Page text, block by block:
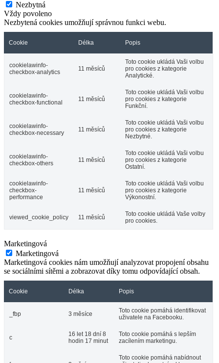
Nezbytná
Vždy povoleno
Nezbytená cookies umožňují správnou funkci webu.
Cookie Délka Popis
cookielawinfo-
checkbox-analytics
11 měsíců
Toto cookie ukládá Vaši volbu
pro cookies z kategorie
Analytické.
cookielawinfo-
checkbox-functional
11 měsíců
Toto cookie ukládá Vaši volbu
pro cookies z kategorie
Funkční.
cookielawinfo-
checkbox-necessary
11 měsíců
Toto cookie ukládá Vaši volbu
pro cookies z kategorie
Nezbytné.
cookielawinfo-
checkbox-others
11 měsíců
Toto cookie ukládá Vaši volbu
pro cookies z kategorie
Ostatní.
cookielawinfo-
checkbox-
performance
11 měsíců
Toto cookie ukládá Vaši volbu
pro cookies z kategorie
Výkonostní.
viewed_cookie_policy 11 měsíců
Toto cookie ukládá Vaše volby
pro cookies.
Marketingová
Marketingová
Marketingová cookies nám umožňují analyzovat propojení obsahu
se sociálními sítěmi a zobrazovat díky tomu odpovídající obsah.
Cookie Délka Popis
_fbp 3 měsíce
Toto cookie pomáhá identifikovat
uživatele na Facebooku.
c
16 let 18 dní 8
hodin 17 minut
Toto cookie pomáhá s lepším
zacílením marketingu.
Toto cookie pomáhá nabídnout